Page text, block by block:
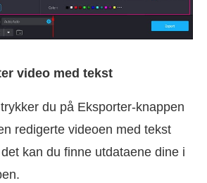
video med tekst
du på Eksporter-knappen
redigerte videoen med tekst
kan du finne utdataene dine i